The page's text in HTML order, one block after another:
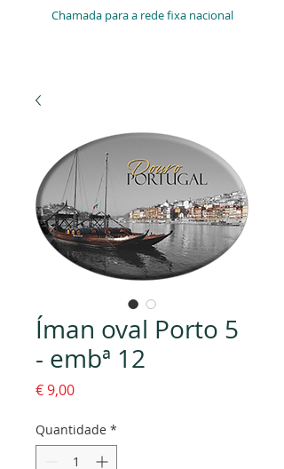
Chamada para a rede fixa nacional
Íman oval Porto 5
- embª 12
€ 9,00Preço
Quantidade *